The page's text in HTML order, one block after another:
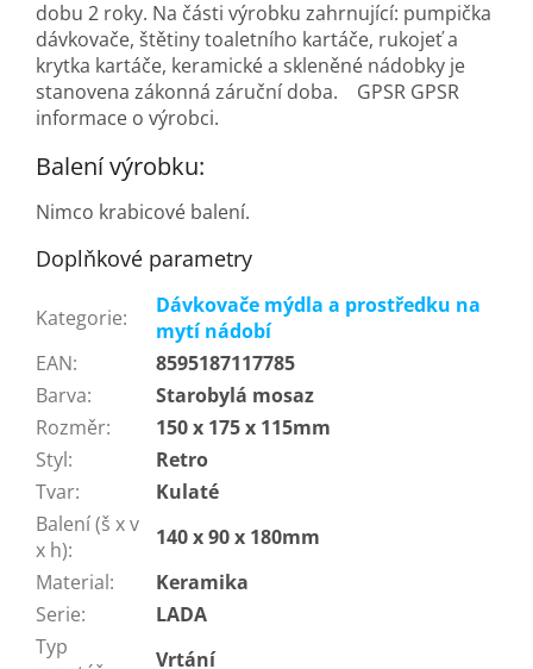
dobu 2 roky. Na části výrobku zahrnující: pumpička
dávkovače, štětiny toaletního kartáče, rukojeť a
krytka kartáče, keramické a skleněné nádobky je
stanovena zákonná záruční doba. GPSR GPSR
informace o výrobci.
Balení výrobku:
Nimco krabicové balení.
Doplňkové parametry
Kategorie:
Dávkovače mýdla a prostředku na
mytí nádobí
EAN:
8595187117785
Barva:
Starobylá mosaz
Rozměr:
150 x 175 x 115mm
Styl:
Retro
Tvar:
Kulaté
Balení (š x v
x h):
140 x 90 x 180mm
Material:
Keramika
Serie:
LADA
Typ
Vrtání